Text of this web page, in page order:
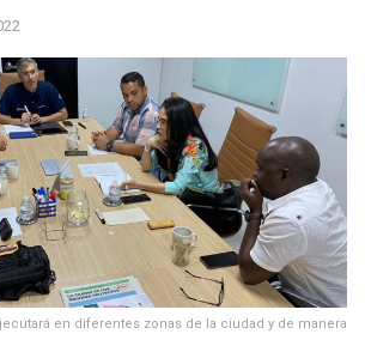
en diferentes zonas de la ciudad y de manera